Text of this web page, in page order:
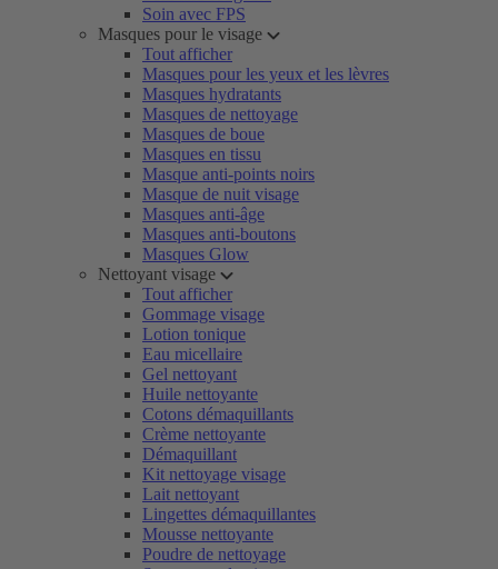
Soin avec FPS
Masques pour le visage
Tout afficher
Masques pour les yeux et les lèvres
Masques hydratants
Masques de nettoyage
Masques de boue
Masques en tissu
Masque anti-points noirs
Masque de nuit visage
Masques anti-âge
Masques anti-boutons
Masques Glow
Nettoyant visage
Tout afficher
Gommage visage
Lotion tonique
Eau micellaire
Gel nettoyant
Huile nettoyante
Cotons démaquillants
Crème nettoyante
Démaquillant
Kit nettoyage visage
Lait nettoyant
Lingettes démaquillantes
Mousse nettoyante
Poudre de nettoyage